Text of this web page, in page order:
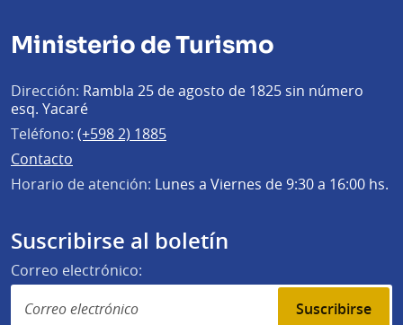
Ministerio de Turismo
Dirección: Rambla 25 de agosto de 1825 sin número
esq. Yacaré
Teléfono: (+598 2) 1885
Contacto
Horario de atención: Lunes a Viernes de 9:30 a 16:00 hs.
Suscribirse al boletín
Correo electrónico:
Suscribirse